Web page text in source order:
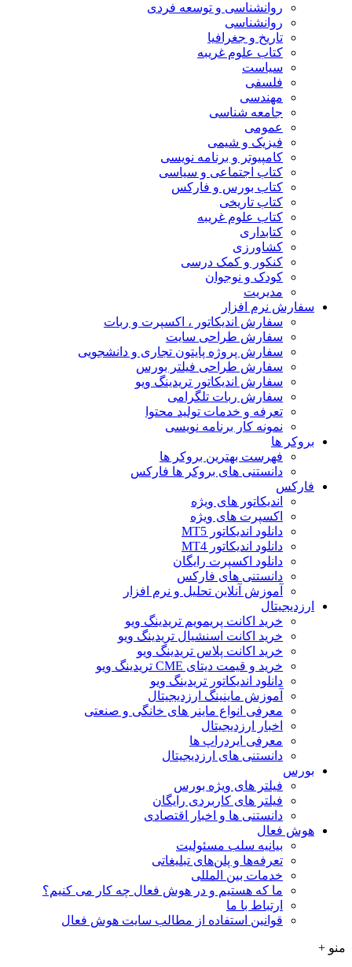
روانشناسی و توسعه فردی
روانشناسی
تاریخ و جغرافیا
کتاب علوم غریبه
سیاست
فلسفی
مهندسی
جامعه شناسی
عمومی
فیزیک و شیمی
کامپیوتر و برنامه نویسی
کتاب اجتماعی و سیاسی
کتاب بورس و فارکس
کتاب تاریخی
کتاب علوم غریبه
کتابداری
کشاورزی
کنکور و کمک‌ درسی
کودک و نوجوان
مدیریت
سفارش نرم افزار
سفارش اندیکاتور ، اکسپرت و ربات
سفارش طراحی سایت
سفارش پروژه پایتون تجاری و دانشجویی
سفارش طراحی فیلتر بورس
سفارش اندیکاتور تریدینگ ویو
سفارش ربات تلگرامی
تعرفه و خدمات تولید محتوا
نمونه کار برنامه نویسی
بروکر ها
فهرست بهترین بروکر ها
دانستنی های بروکر ها فارکس
فارکس
اندیکاتور های ویژه
اکسپرت های ویژه
دانلود اندیکاتور MT5
دانلود اندیکاتور MT4
دانلود اکسپرت رایگان
دانستنی های فارکس
آموزش آنلاین تحلیل و نرم افزار
ارزدیجیتال
خرید اکانت پریمویم تریدینگ ویو
خرید اکانت اسنشیال تریدینگ ویو
خرید اکانت پلاس تریدینگ ویو
خرید و قیمت دیتای CME تریدینگ ویو
دانلود اندیکاتور تریدینگ ویو
آموزش ماینینگ ارزدیجیتال
معرفی انواع ماینر های خانگی و صنعتی
اخبار ارزدیجیتال
معرفی ایردراپ ها
دانستنی های ارزدیجیتال
بورس
فیلتر های ویژه بورس
فیلتر های کاربردی رایگان
دانستنی ها و اخبار اقتصادی
هوش فعال
بیانیه سلب مسئولیت
تعرفه‌ها و پلن‌های تبلیغاتی
خدمات بین المللی
ما که هستیم و در هوش فعال چه کار می کنیم؟
ارتباط با ما
قوانین استفاده از مطالب سایت هوش فعال
منو +